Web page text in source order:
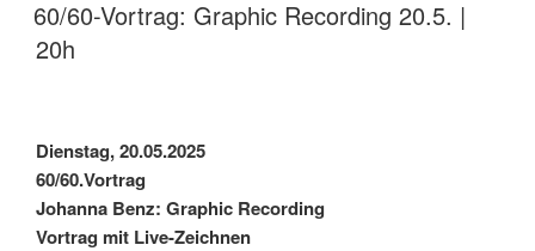
AM
60/60-Vortrag: Graphic Recording 20.5. |
20h
Dienstag, 20.05.2025
60/60.Vortrag
Johanna Benz: Graphic Recording
Vortrag mit Live-Zeichnen